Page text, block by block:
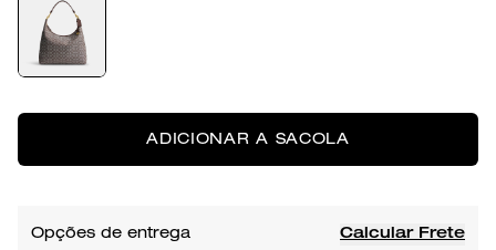
ADICIONAR A SACOLA
Opções de entrega Calcular Frete